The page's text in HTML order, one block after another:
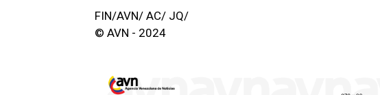
FIN/AVN/ AC/ JQ/
© AVN - 2024